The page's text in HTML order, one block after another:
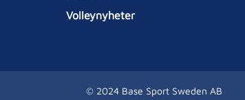
Volleynyheter
© 2024 Base Sport Sweden AB